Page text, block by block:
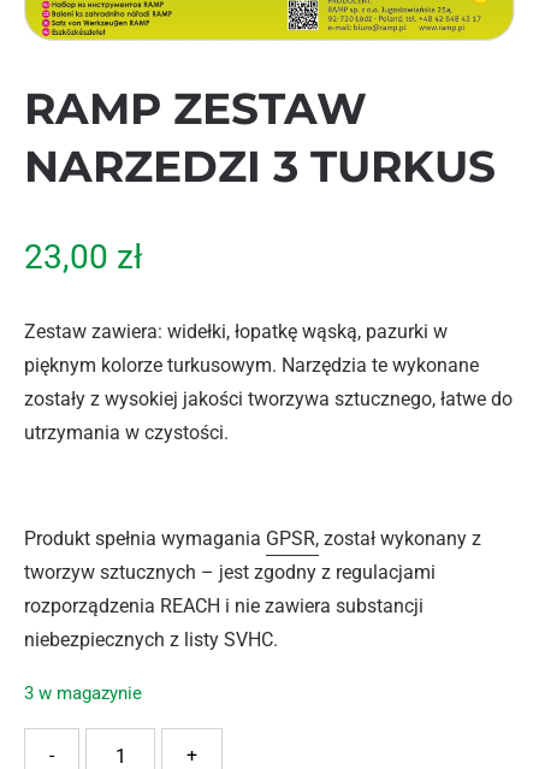
RAMP ZESTAW
NARZEDZI 3 TURKUS
23,00 zł
Zestaw zawiera: widełki, łopatkę wąską, pazurki w
pięknym kolorze turkusowym. Narzędzia te wykonane
zostały z wysokiej jakości tworzywa sztucznego, łatwe do
utrzymania w czystości.
Produkt spełnia wymagania GPSR, został wykonany z
tworzyw sztucznych – jest zgodny z regulacjami
rozporządzenia REACH i nie zawiera substancji
niebezpiecznych z listy SVHC.
3 w magazynie
+
-